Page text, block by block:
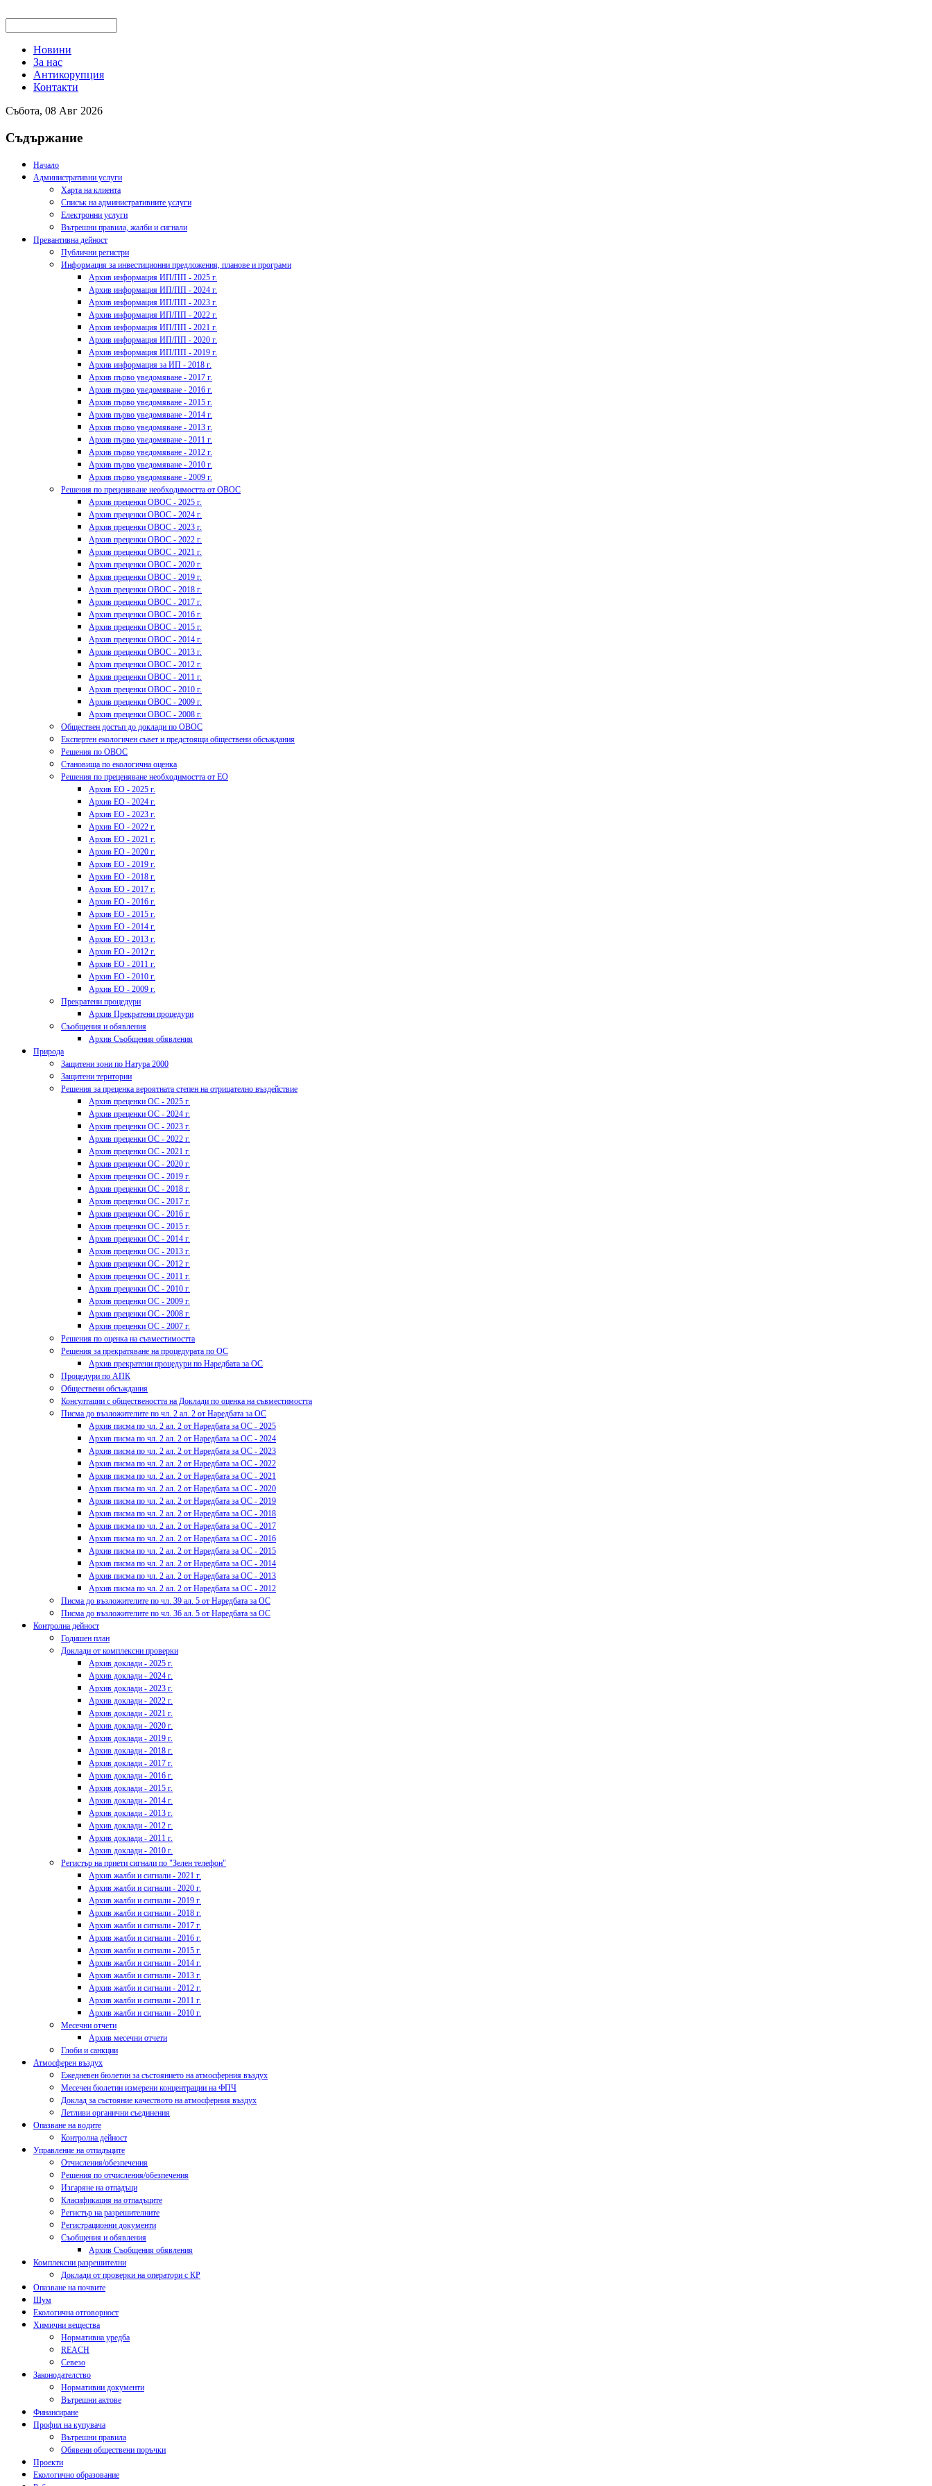
Новини
За нас
Антикорупция
Контакти
Събота, 08 Авг 2026
Съдържание
Начало
Административни услуги
Харта на клиента
Списък на административните услуги
Електронни услуги
Вътрешни правила, жалби и сигнали
Превантивна дейност
Публични регистри
Информация за инвестиционни предложения, планове и програми
Архив информация ИП/ПП - 2025 г.
Архив информация ИП/ПП - 2024 г.
Архив информация ИП/ПП - 2023 г.
Архив информация ИП/ПП - 2022 г.
Архив информация ИП/ПП - 2021 г.
Архив информация ИП/ПП - 2020 г.
Архив информация ИП/ПП - 2019 г.
Архив информация за ИП - 2018 г.
Архив първо уведомяване - 2017 г.
Архив първо уведомяване - 2016 г.
Архив първо уведомяване - 2015 г.
Архив първо уведомяване - 2014 г.
Архив първо уведомяване - 2013 г.
Архив първо уведомяване - 2011 г.
Архив първо уведомяване - 2012 г.
Архив първо уведомяване - 2010 г.
Архив първо уведомяване - 2009 г.
Решения по преценяване необходимостта от ОВОС
Архив преценки ОВОС - 2025 г.
Архив преценки ОВОС - 2024 г.
Архив преценки ОВОС - 2023 г.
Архив преценки ОВОС - 2022 г.
Архив преценки ОВОС - 2021 г.
Архив преценки ОВОС - 2020 г.
Архив преценки ОВОС - 2019 г.
Архив преценки ОВОС - 2018 г.
Архив преценки ОВОС - 2017 г.
Архив преценки ОВОС - 2016 г.
Архив преценки ОВОС - 2015 г.
Архив преценки ОВОС - 2014 г.
Архив преценки ОВОС - 2013 г.
Архив преценки ОВОС - 2012 г.
Архив преценки ОВОС - 2011 г.
Архив преценки ОВОС - 2010 г.
Архив преценки ОВОС - 2009 г.
Архив преценки ОВОС - 2008 г.
Обществен достъп до доклади по ОВОС
Експертен екологичен съвет и предстоящи обществени обсъждания
Решения по ОВОС
Становища по екологична оценка
Решения по преценяване необходимостта от ЕО
Архив ЕО - 2025 г.
Архив ЕО - 2024 г.
Архив ЕО - 2023 г.
Архив ЕО - 2022 г.
Архив ЕО - 2021 г.
Архив ЕО - 2020 г.
Архив ЕО - 2019 г.
Архив ЕО - 2018 г.
Архив ЕО - 2017 г.
Архив ЕО - 2016 г.
Архив ЕО - 2015 г.
Архив ЕО - 2014 г.
Архив ЕО - 2013 г.
Архив ЕО - 2012 г.
Архив ЕО - 2011 г.
Архив ЕО - 2010 г.
Архив ЕО - 2009 г.
Прекратени процедури
Архив Прекратени процедури
Съобщения и обявления
Архив Съобщения обявления
Природа
Защитени зони по Натура 2000
Защитени територии
Решения за преценка вероятната степен на отрицателно въздействие
Архив преценки ОС - 2025 г.
Архив преценки ОС - 2024 г.
Архив преценки ОС - 2023 г.
Архив преценки ОС - 2022 г.
Архив преценки ОС - 2021 г.
Архив преценки ОС - 2020 г.
Архив преценки ОС - 2019 г.
Архив преценки ОС - 2018 г.
Архив преценки ОС - 2017 г.
Архив преценки ОС - 2016 г.
Архив преценки ОС - 2015 г.
Архив преценки ОС - 2014 г.
Архив преценки ОС - 2013 г.
Архив преценки ОС - 2012 г.
Архив преценки ОС - 2011 г.
Архив преценки ОС - 2010 г.
Архив преценки ОС - 2009 г.
Архив преценки ОС - 2008 г.
Архив преценки ОС - 2007 г.
Решения по оценка на съвместимостта
Решения за прекратяване на процедурата по ОС
Архив прекратени процедури по Наредбата за ОС
Процедури по АПК
Обществени обсъждания
Консултации с обществеността на Доклади по оценка на съвместимостта
Писма до възложителите по чл. 2 ал. 2 от Наредбата за ОС
Архив писма по чл. 2 ал. 2 от Наредбата за ОС - 2025
Архив писма по чл. 2 ал. 2 от Наредбата за ОС - 2024
Архив писма по чл. 2 ал. 2 от Наредбата за ОС - 2023
Архив писма по чл. 2 ал. 2 от Наредбата за ОС - 2022
Архив писма по чл. 2 ал. 2 от Наредбата за ОС - 2021
Архив писма по чл. 2 ал. 2 от Наредбата за ОС - 2020
Архив писма по чл. 2 ал. 2 от Наредбата за ОС - 2019
Архив писма по чл. 2 ал. 2 от Наредбата за ОС - 2018
Архив писма по чл. 2 ал. 2 от Наредбата за ОС - 2017
Архив писма по чл. 2 ал. 2 от Наредбата за ОС - 2016
Архив писма по чл. 2 ал. 2 от Наредбата за ОС - 2015
Архив писма по чл. 2 ал. 2 от Наредбата за ОС - 2014
Архив писма по чл. 2 ал. 2 от Наредбата за ОС - 2013
Архив писма по чл. 2 ал. 2 от Наредбата за ОС - 2012
Писма до възложителите по чл. 39 ал. 5 от Наредбата за ОС
Писма до възложителите по чл. 36 ал. 5 от Наредбата за ОС
Контролна дейност
Годишен план
Доклади от комплексни проверки
Архив доклади - 2025 г.
Архив доклади - 2024 г.
Архив доклади - 2023 г.
Архив доклади - 2022 г.
Архив доклади - 2021 г.
Архив доклади - 2020 г.
Архив доклади - 2019 г.
Архив доклади - 2018 г.
Архив доклади - 2017 г.
Архив доклади - 2016 г.
Архив доклади - 2015 г.
Архив доклади - 2014 г.
Архив доклади - 2013 г.
Архив доклади - 2012 г.
Архив доклади - 2011 г.
Архив доклади - 2010 г.
Регистър на приети сигнали по "Зелен телефон"
Архив жалби и сигнали - 2021 г.
Архив жалби и сигнали - 2020 г.
Архив жалби и сигнали - 2019 г.
Архив жалби и сигнали - 2018 г.
Архив жалби и сигнали - 2017 г.
Архив жалби и сигнали - 2016 г.
Архив жалби и сигнали - 2015 г.
Архив жалби и сигнали - 2014 г.
Архив жалби и сигнали - 2013 г.
Архив жалби и сигнали - 2012 г.
Архив жалби и сигнали - 2011 г.
Архив жалби и сигнали - 2010 г.
Месечни отчети
Архив месечни отчети
Глоби и санкции
Атмосферен въздух
Ежедневен бюлетин за състоянието на атмосферния въздух
Месечен бюлетин измерени концентрации на ФПЧ
Доклад за състояние качеството на атмосферния въздух
Летливи органични съединения
Опазване на водите
Контролна дейност
Управление на отпадъците
Отчисления/обезпечения
Решения по отчисления/обезпечения
Изгаряне на отпадъци
Класификация на отпадъците
Регистър на разрешителните
Регистрационни документи
Съобщения и обявления
Архив Съобщения обявления
Комплексни разрешителни
Доклади от проверки на оператори с КР
Опазване на почвите
Шум
Екологична отговорност
Химични вещества
Нормативна уредба
REACH
Севезо
Законодателство
Нормативни документи
Вътрешни актове
Финансиране
Профил на купувача
Вътрешни правила
Обявени обществени поръчки
Проекти
Екологично образование